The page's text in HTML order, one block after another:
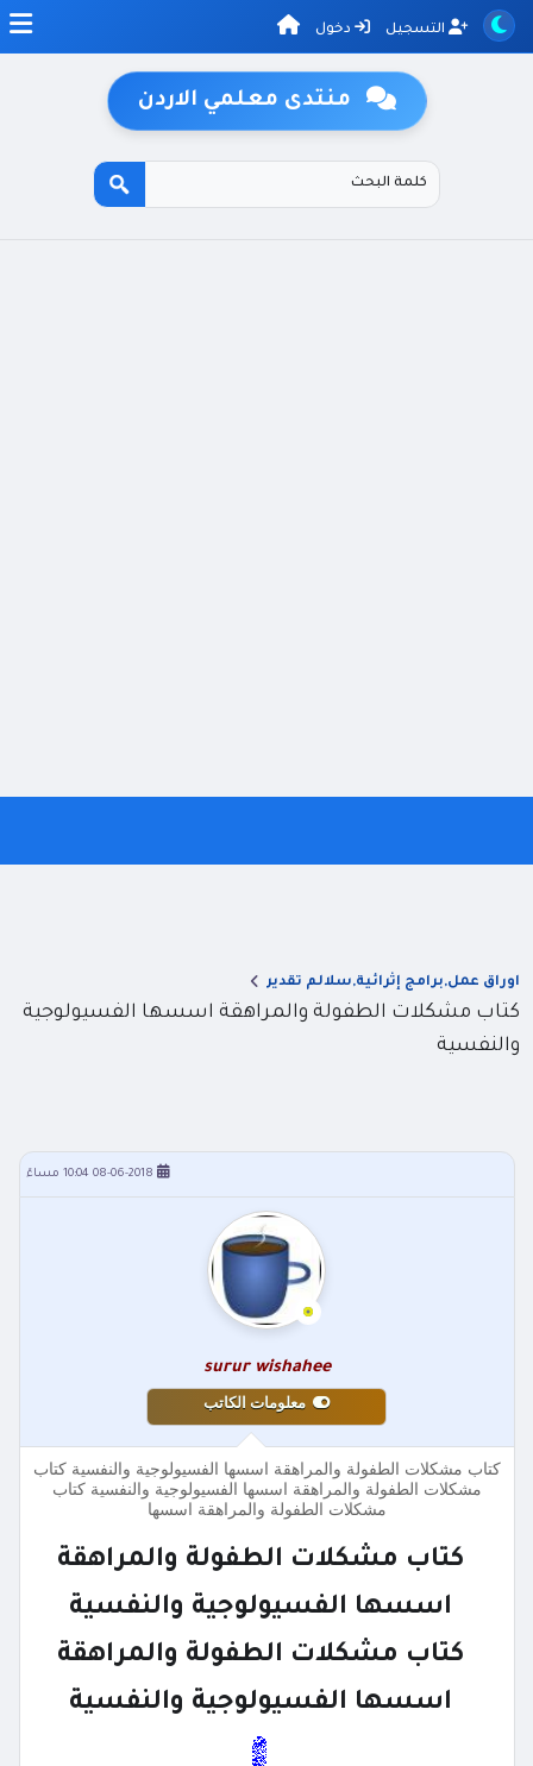
التسجيل دخول
منتدى معلمي الاردن
اوراق عمل,برامج إثرائية,سلالم تقدير
كتاب مشكلات الطفولة والمراهقة اسسها الفسيولوجية
والنفسية
08-06-2018 10:04 مساءً
surur wishahee
معلومات الكاتب
كتاب مشكلات الطفولة والمراهقة اسسها الفسيولوجية والنفسية كتاب
مشكلات الطفولة والمراهقة اسسها الفسيولوجية والنفسية كتاب
مشكلات الطفولة والمراهقة اسسها
كتاب مشكلات الطفولة والمراهقة
اسسها الفسيولوجية والنفسية
كتاب مشكلات الطفولة والمراهقة
اسسها الفسيولوجية والنفسية